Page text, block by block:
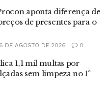
aponta diferença de
de presentes para o
DE AGOSTO DE 2026 0
1,1 mil multas por
sem limpeza no 1º